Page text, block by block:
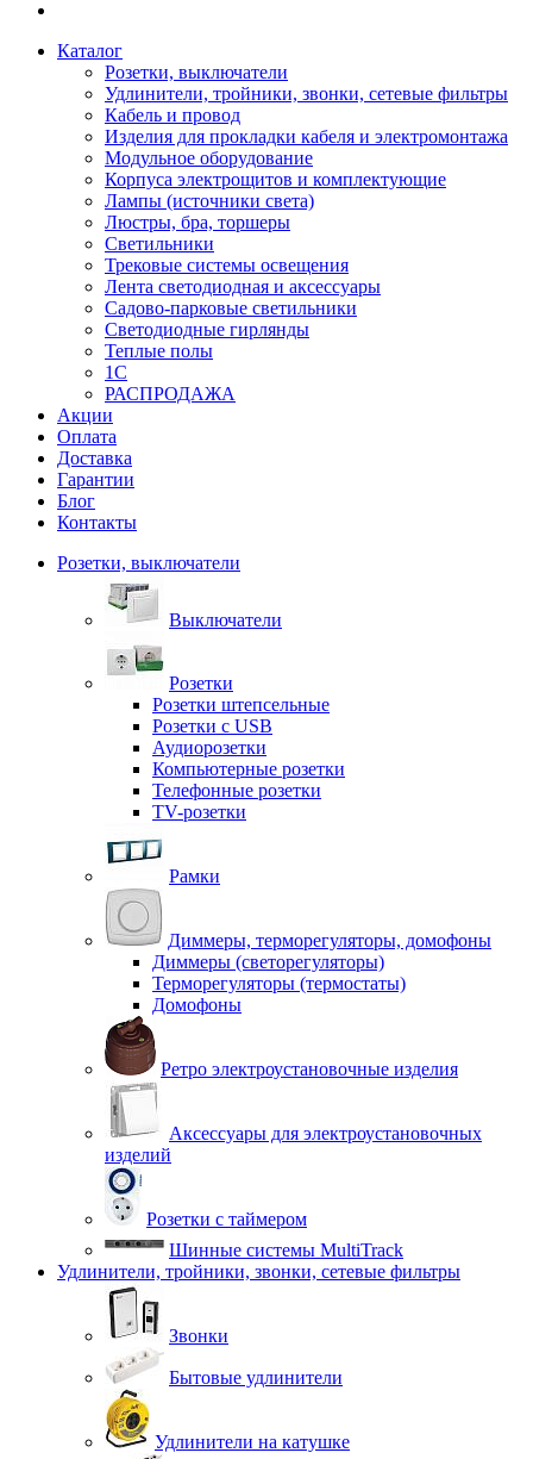
Каталог
Розетки, выключатели
Удлинители, тройники, звонки, сетевые фильтры
Кабель и провод
Изделия для прокладки кабеля и электромонтажа
Модульное оборудование
Корпуса электрощитов и комплектующие
Лампы (источники света)
Люстры, бра, торшеры
Светильники
Трековые системы освещения
Лента светодиодная и аксессуары
Садово-парковые светильники
Светодиодные гирлянды
Теплые полы
1С
РАСПРОДАЖА
Акции
Оплата
Доставка
Гарантии
Блог
Контакты
Розетки, выключатели
Выключатели
Розетки
Розетки штепсельные
Розетки с USB
Аудиорозетки
Компьютерные розетки
Телефонные розетки
TV-розетки
Рамки
Диммеры, терморегуляторы, домофоны
Диммеры (светорегуляторы)
Терморегуляторы (термостаты)
Домофоны
Ретро электроустановочные изделия
Аксессуары для электроустановочных
изделий
Розетки с таймером
Шинные системы MultiTrack
Удлинители, тройники, звонки, сетевые фильтры
Звонки
Бытовые удлинители
Удлинители на катушке